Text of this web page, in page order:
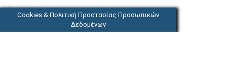
Η εταιρεία
Cookies & Πολιτική Προστασίας Προσωπικών
Δεδομένων